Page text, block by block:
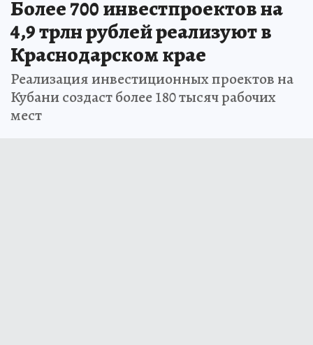
НОВОСТИ ОБЩЕСТВО 25 мая 2026 12:47
Более 700 инвестпроектов на
4,9 трлн рублей реализуют в
Краснодарском крае
Реализация инвестиционных проектов на
Кубани создаст более 180 тысяч рабочих